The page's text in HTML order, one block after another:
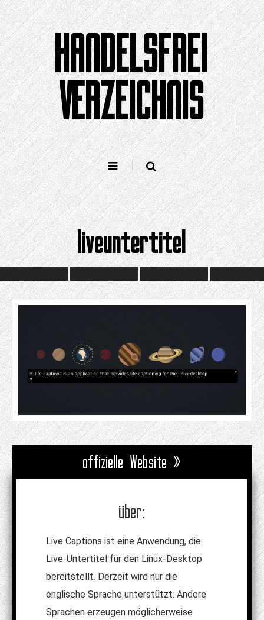
Zum
Inhalt
springen
HANDELSFREI
VERZEICHNIS
liveuntertitel
offizielle Website »
über:
Live Captions ist eine Anwendung, die
Live-Untertitel für den Linux-Desktop
bereitstellt. Derzeit wird nur die
englische Sprache unterstützt. Andere
Sprachen erzeugen möglicherweise